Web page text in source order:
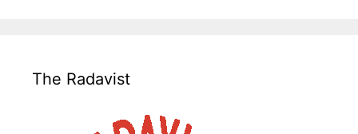
The Radavist